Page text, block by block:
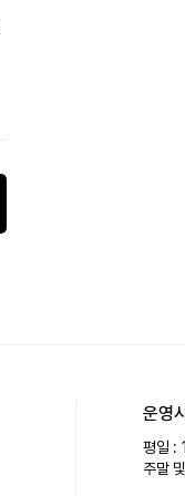
운영
평일 :
주말